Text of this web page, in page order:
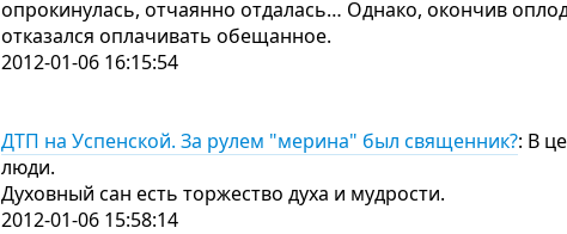
опрокинулась, отчаянно отдалась… Однако, окончив
отказался оплачивать обещанное.
2012-01-06 16:15:54
ДТП на Успенской. За рулем "мерина" был священник?: В
люди.
Духовный сан есть торжество духа и мудрости.
2012-01-06 15:58:14